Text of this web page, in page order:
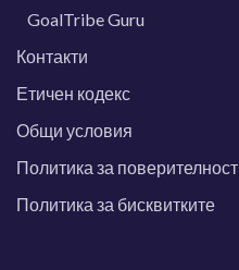
GoalTribe Guru
Контакти
Етичен кодекс
Общи условия
Политика за поверителност
Политика за бисквитките